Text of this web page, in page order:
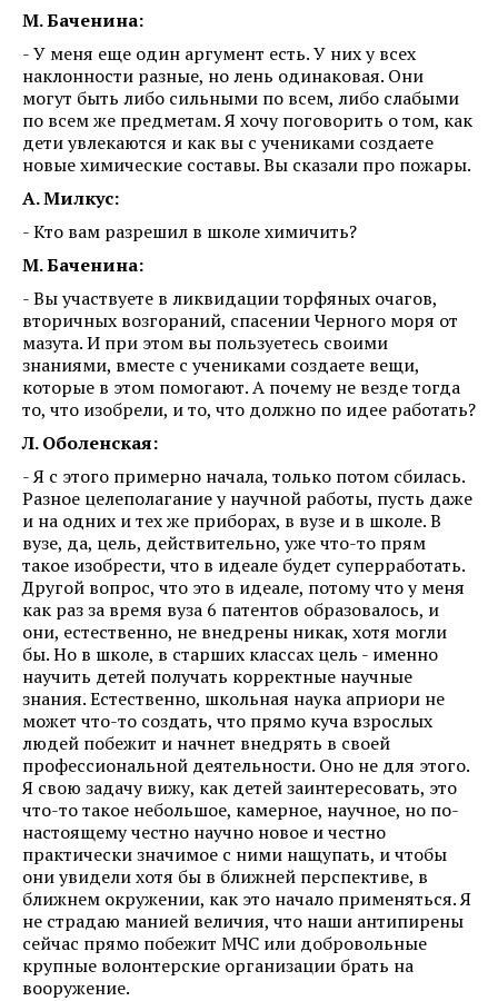
М. Баченина:
- У меня еще один аргумент есть. У них у всех
наклонности разные, но лень одинаковая. Они
могут быть либо сильными по всем, либо слабыми
по всем же предметам. Я хочу поговорить о том, как
дети увлекаются и как вы с учениками создаете
новые химические составы. Вы сказали про пожары.
А. Милкус:
- Кто вам разрешил в школе химичить?
М. Баченина:
- Вы участвуете в ликвидации торфяных очагов,
вторичных возгораний, спасении Черного моря от
мазута. И при этом вы пользуетесь своими
знаниями, вместе с учениками создаете вещи,
которые в этом помогают. А почему не везде тогда
то, что изобрели, и то, что должно по идее работать?
Л. Оболенская:
- Я с этого примерно начала, только потом сбилась.
Разное целеполагание у научной работы, пусть даже
и на одних и тех же приборах, в вузе и в школе. В
вузе, да, цель, действительно, уже что-то прям
такое изобрести, что в идеале будет суперработать.
Другой вопрос, что это в идеале, потому что у меня
как раз за время вуза 6 патентов образовалось, и
они, естественно, не внедрены никак, хотя могли
бы. Но в школе, в старших классах цель - именно
научить детей получать корректные научные
знания. Естественно, школьная наука априори не
может что-то создать, что прямо куча взрослых
людей побежит и начнет внедрять в своей
профессиональной деятельности. Оно не для этого.
Я свою задачу вижу, как детей заинтересовать, это
что-то такое небольшое, камерное, научное, но по-
настоящему честно научно новое и честно
практически значимое с ними нащупать, и чтобы
они увидели хотя бы в ближней перспективе, в
ближнем окружении, как это начало применяться. Я
не страдаю манией величия, что наши антипирены
сейчас прямо побежит МЧС или добровольные
крупные волонтерские организации брать на
вооружение.